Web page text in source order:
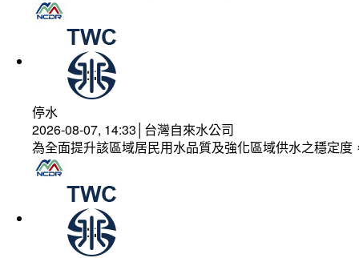
停水
2026-08-07, 14:33│台灣自來水公司
為全面提升該區域居民用水品質及強化區域供水之穩定